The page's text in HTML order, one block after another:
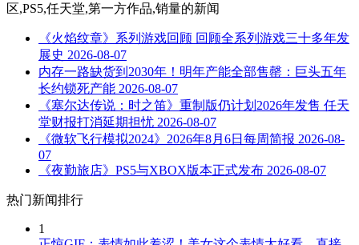
区,PS5,任天堂,第一方作品,销量的新闻
《火焰纹章》系列游戏回顾 回顾全系列游戏三十多年发
展史 2026-08-07
内存一路缺货到2030年！明年产能全部售罄：巨头五年
长约锁死产能 2026-08-07
《塞尔达传说：时之笛》重制版仍计划2026年发售 任天
堂财报打消延期担忧 2026-08-07
《微软飞行模拟2024》2026年8月6日每周简报 2026-08-
07
《夜勤旅店》PS5与XBOX版本正式发布 2026-08-07
热门新闻排行
1